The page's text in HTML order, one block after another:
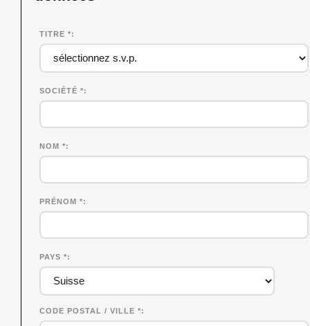
TITRE *
SOCIÉTÉ*
NOM*
PRÉNOM*
PAYS *
CODE POSTAL / VILLE *